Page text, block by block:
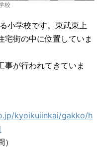
校
小学校です。東武東上
宅街の中に位置していま
事が行われてきていま
kyoikuiinkai/gakko/h